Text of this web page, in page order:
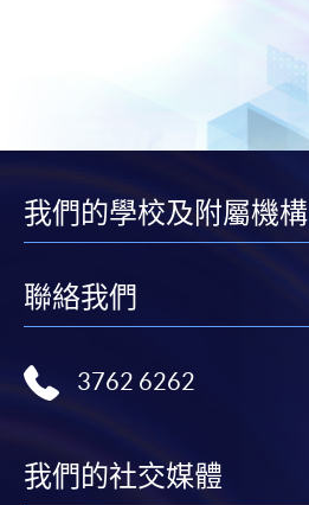
我們的學校及附屬機構
聯絡我們
3762 6262
我們的社交媒體